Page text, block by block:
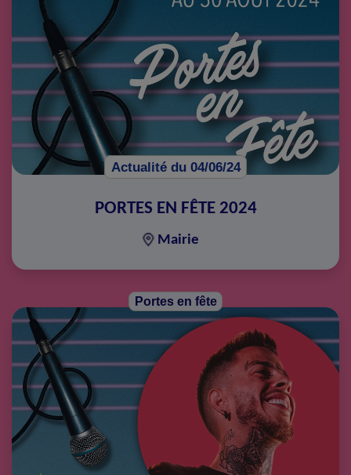
Actualité du 04/06/24
PORTES EN FÊTE 2024
Mairie
Portes en fête